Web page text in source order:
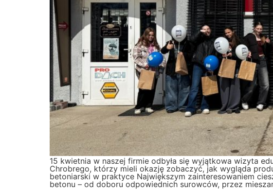
15 kwietnia w naszej firmie odbyła się wyjątkowa wizyta
Chrobrego, którzy mieli okazję zobaczyć, jak wygląda
betoniarski w praktyce Największym zainteresowaniem
betonu – od doboru odpowiednich surowców, przez